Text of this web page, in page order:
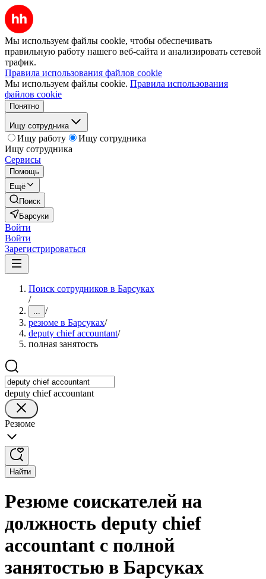
Мы используем файлы cookie, чтобы обеспечивать
правильную работу нашего веб-сайта и анализировать сетевой
трафик.
Правила использования файлов cookie
Мы используем файлы cookie. Правила использования
файлов cookie
Понятно
Ищу сотрудника
Ищу работу
Ищу сотрудника
Ищу сотрудника
Сервисы
Помощь
Ещё
Поиск
Барсуки
Войти
Войти
Зарегистрироваться
Поиск сотрудников в Барсуках
/
... /
резюме в Барсуках/
deputy chief accountant/
полная занятость
deputy chief accountant
Резюме
Найти
Резюме соискателей на
должность deputy chief
accountant с полной
занятостью в Барсуках